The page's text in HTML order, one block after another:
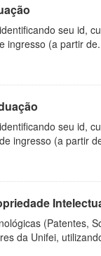
seu id,
ingresso (a partir
seu id,
ingresso (a partir
(Patentes,
da Unifei,